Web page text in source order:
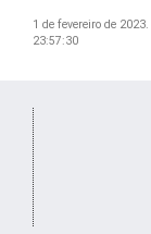
1 de fevereiro de 2023.
23:57:30